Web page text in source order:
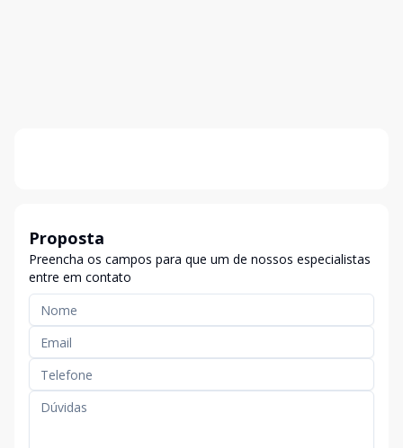
Proposta
Preencha os campos para que um de nossos especialistas
entre em contato